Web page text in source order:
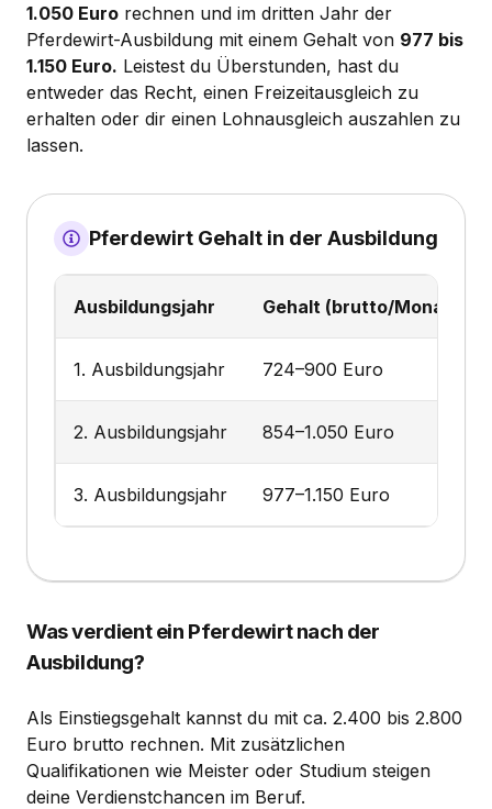
1.050 Euro rechnen und im dritten Jahr der
Pferdewirt-Ausbildung mit einem Gehalt von 977 bis
1.150 Euro. Leistest du Überstunden, hast du
entweder das Recht, einen Freizeitausgleich zu
erhalten oder dir einen Lohnausgleich auszahlen zu
lassen.
Pferdewirt Gehalt in der Ausbildung
Ausbildungsjahr Gehalt (brutto/Monat)
1. Ausbildungsjahr 724–900 Euro
2. Ausbildungsjahr 854–1.050 Euro
3. Ausbildungsjahr 977–1.150 Euro
Was verdient ein Pferdewirt nach der
Ausbildung?
Als Einstiegsgehalt kannst du mit ca. 2.400 bis 2.800
Euro brutto rechnen. Mit zusätzlichen
Qualifikationen wie Meister oder Studium steigen
deine Verdienstchancen im Beruf.